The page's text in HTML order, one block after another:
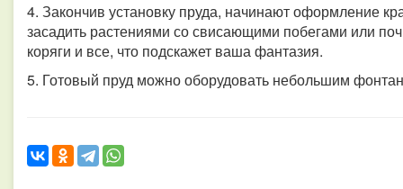
4. Закончив установку пруда, начинают оформление
засадить растениями со свисающими побегами или
коряги и все, что подскажет ваша фантазия.
5. Готовый пруд можно оборудовать небольшим